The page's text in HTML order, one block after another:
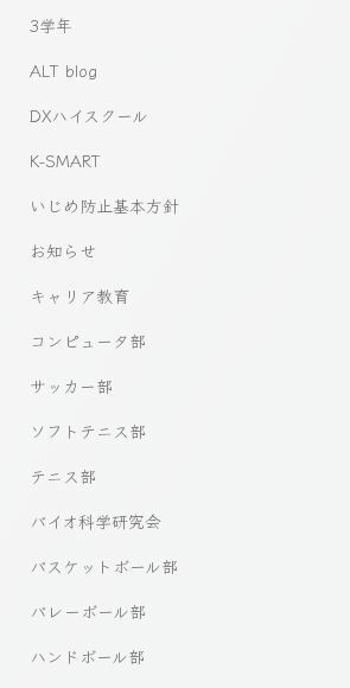
3学年
ALT blog
DXハイスクール
K-SMART
いじめ防止基本方針
お知らせ
キャリア教育
コンピュータ部
サッカー部
ソフトテニス部
テニス部
バイオ科学研究会
バスケットボール部
バレーボール部
ハンドボール部